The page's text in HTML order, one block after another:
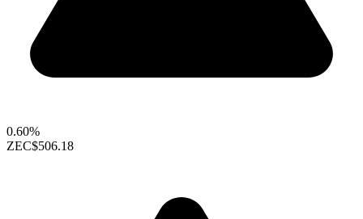
0.60%
ZEC$506.18